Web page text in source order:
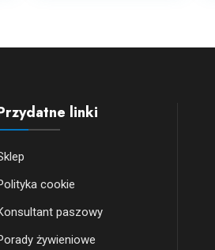
linki
cookie
paszowy
żywieniowe